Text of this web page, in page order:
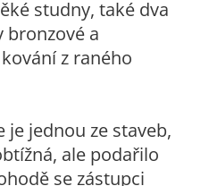
studny, také dva
bronzové a
z raného
je jednou ze staveb,
ale podařilo
se zástupci